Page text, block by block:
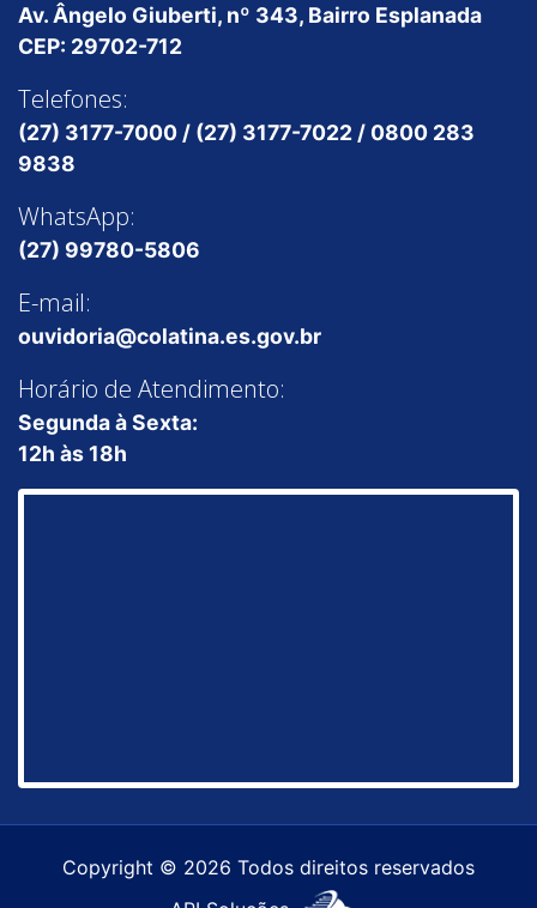
Av. Ângelo Giuberti, nº 343, Bairro Esplanada
CEP: 29702-712
Telefones:
(27) 3177-7000 / (27) 3177-7022 / 0800 283
9838
WhatsApp:
(27) 99780-5806
E-mail:
ouvidoria@colatina.es.gov.br
Horário de Atendimento:
Segunda à Sexta:
12h às 18h
Copyright © 2026 Todos direitos reservados